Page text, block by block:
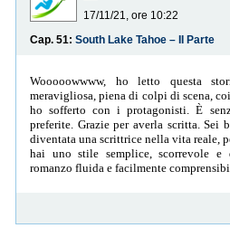
17/11/21, ore 10:22
Cap. 51: South Lake Tahoe – II Parte
Wooooowwww, ho letto questa
meravigliosa, piena di colpi di scena,
ho sofferto con i protagonisti. È
preferite. Grazie per averla scritta. Sei
diventata una scrittrice nella vita reale,
hai uno stile semplice, scorrevole e
romanzo fluida e facilmente